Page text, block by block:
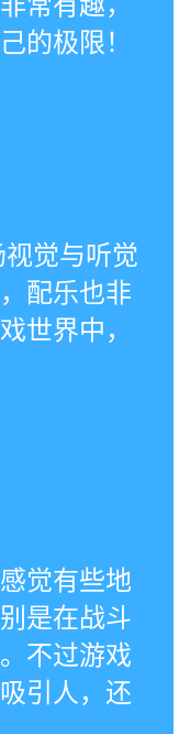
的极限！
觉与听觉
配乐也非
世界中，
觉有些地
是在战斗
不过游戏
引人，还